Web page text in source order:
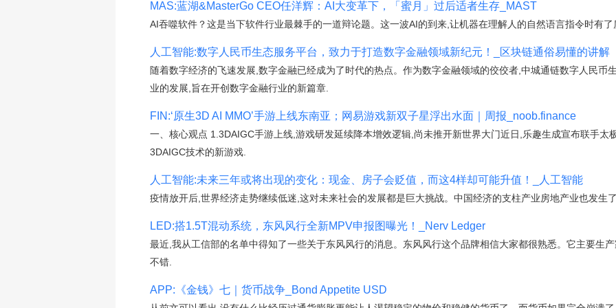
MAS:蓝湖&MasterGo CEO任洋辉：AI大变革下，「蜜月」过后适者生存_MAST
AI吞噬软件？这是当下软件行业最棘手的一道辩论题。这一波AI的到来,让机器在理解人的自然语言指令时有
人工智能:数字人民币生态服务平台，致力于打造数字金融领域新纪元！_区块链通俗易懂的讲解
随着数字经济的飞速发展,数字金融已经成为了时代的热点。作为数字金融领域的佼佼者,中城通链数字人民币
业的发展,旨在开创数字金融行业的新篇章.
FIN:‘原生3D AI MMO’手游上线东南亚；网易游戏新双子星浮出水面｜周报_noob.finance
一、核心观点 1.3DAIGC手游上线,游戏研发延续降本增效逻辑,尚未推开新世界大门近日,乐趣生成宣布联手太
3DAIGC技术的新游戏.
人工智能:未来三年或将出现的变化：现金、房子会贬值，而这4样却可能升值！_人工智能
疫情放开后,世界经济走势继续低迷,这对未来社会的发展都是巨大挑战。中国经济的支柱产业房地产业也发生
LED:搭1.5T混动系统，东风风行全新MPV申报图曝光！_Nerv Ledger
最近,我从工信部的名单中得知了一些关于东风风行的消息。东风风行这个品牌相信大家都很熟悉。它主要生
不错.
APP:《金钱》七｜货币战争_Bond Appetite USD